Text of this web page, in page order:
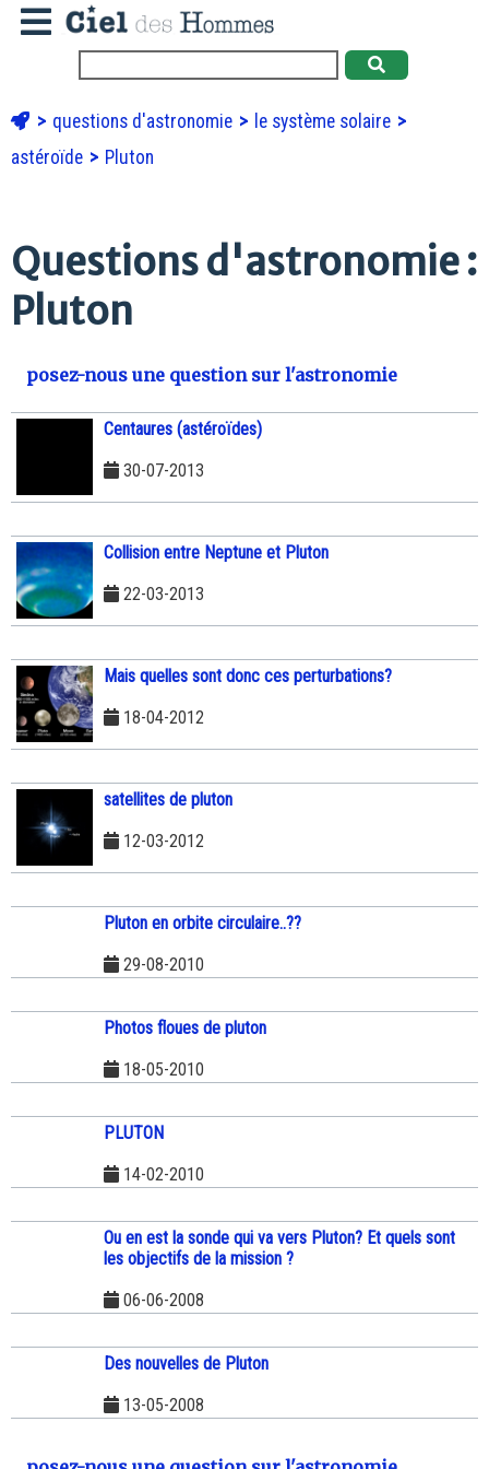
questions d'astronomie
le système solaire
astéroïde
Pluton
Questions d'astronomie :
Pluton
posez-nous une question sur l'astronomie
Centaures (astéroïdes)
30-07-2013
Collision entre Neptune et Pluton
22-03-2013
Mais quelles sont donc ces perturbations?
18-04-2012
satellites de pluton
12-03-2012
Pluton en orbite circulaire..??
29-08-2010
Photos floues de pluton
18-05-2010
PLUTON
14-02-2010
Ou en est la sonde qui va vers Pluton? Et quels sont
les objectifs de la mission ?
06-06-2008
Des nouvelles de Pluton
13-05-2008